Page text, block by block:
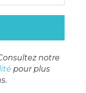
notre
pour plus